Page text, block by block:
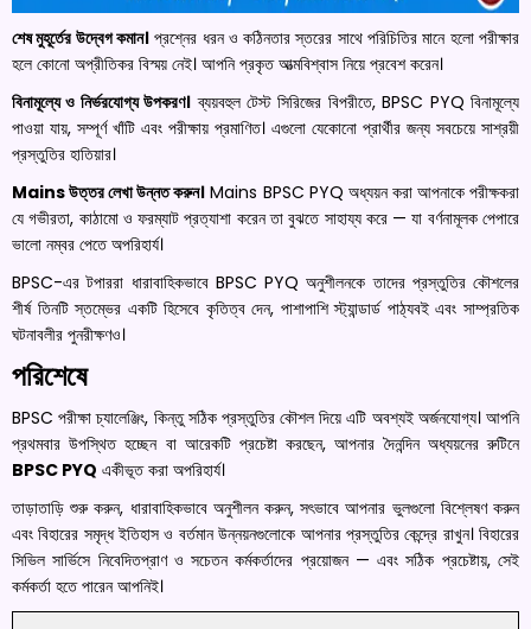
শেষ মুহূর্তের উদ্বেগ কমান।প্রশ্নের ধরন ও কঠিনতার স্তরের সাথে পরিচিতির মানে হলো পরীক্ষার
হলে কোনো অপ্রীতিকর বিস্ময় নেই। আপনি প্রকৃত আত্মবিশ্বাস নিয়ে প্রবেশ করেন।
বিনামূল্যে ও নির্ভরযোগ্য উপকরণ। ব্যয়বহুল টেস্ট সিরিজের বিপরীতে, BPSC PYQ বিনামূল্যে
পাওয়া যায়, সম্পূর্ণ খাঁটি এবং পরীক্ষায় প্রমাণিত। এগুলো যেকোনো প্রার্থীর জন্য সবচেয়ে সাশ্রয়ী
প্রস্তুতির হাতিয়ার।
Mains উত্তর লেখা উন্নত করুন। Mains BPSC PYQ অধ্যয়ন করা আপনাকে পরীক্ষকরা
যে গভীরতা, কাঠামো ও ফরম্যাট প্রত্যাশা করেন তা বুঝতে সাহায্য করে — যা বর্ণনামূলক পেপারে
ভালো নম্বর পেতে অপরিহার্য।
BPSC-এর টপাররা ধারাবাহিকভাবে BPSC PYQ অনুশীলনকে তাদের প্রস্তুতির কৌশলের
শীর্ষ তিনটি স্তম্ভের একটি হিসেবে কৃতিত্ব দেন, পাশাপাশি স্ট্যান্ডার্ড পাঠ্যবই এবং সাম্প্রতিক
ঘটনাবলীর পুনরীক্ষণও।
পরিশেষে
BPSC পরীক্ষা চ্যালেঞ্জিং, কিন্তু সঠিক প্রস্তুতির কৌশল দিয়ে এটি অবশ্যই অর্জনযোগ্য। আপনি
প্রথমবার উপস্থিত হচ্ছেন বা আরেকটি প্রচেষ্টা করছেন, আপনার দৈনন্দিন অধ্যয়নের রুটিনে
BPSC PYQ একীভূত করা অপরিহার্য।
তাড়াতাড়ি শুরু করুন, ধারাবাহিকভাবে অনুশীলন করুন, সৎভাবে আপনার ভুলগুলো বিশ্লেষণ করুন
এবং বিহারের সমৃদ্ধ ইতিহাস ও বর্তমান উন্নয়নগুলোকে আপনার প্রস্তুতির কেন্দ্রে রাখুন। বিহারের
সিভিল সার্ভিসে নিবেদিতপ্রাণ ও সচেতন কর্মকর্তাদের প্রয়োজন — এবং সঠিক প্রচেষ্টায়, সেই
কর্মকর্তা হতে পারেন আপনিই।